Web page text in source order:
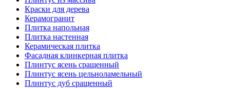
Краски для дерева
Керамогранит
Плитка напольная
Плитка настенная
Керамическая плитка
Фасадная клинкерная плитка
Плинтус ясень сращенный
Плинтус ясень цельноламельный
Плинтус дуб сращенный